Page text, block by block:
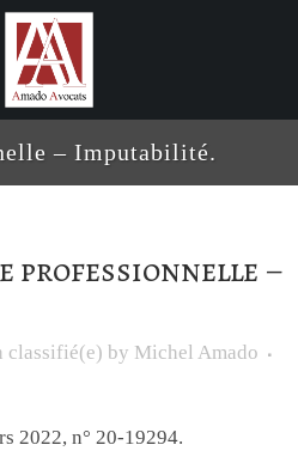
– Imputabilité.
professionnelle –
classifié(e) by Michel Amado
2022, n° 20-19294.